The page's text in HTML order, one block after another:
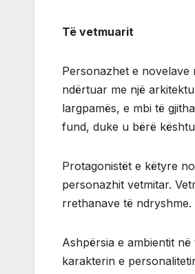
Të vetmuarit
Personazhet e novelave
ndërtuar me një
largpamës, e mbi të
fund, duke u bërë
Protagonistët e këtyre
personazhit vetmitar.
rrethanave të ndryshme.
Ashpërsia e ambientit
karakterin e